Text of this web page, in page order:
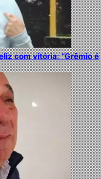
com vitória: “Grêmio é